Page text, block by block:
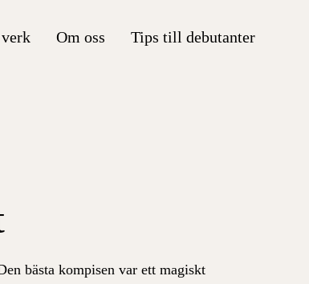
Om oss Tips till debutanter
bästa kompisen var ett magiskt